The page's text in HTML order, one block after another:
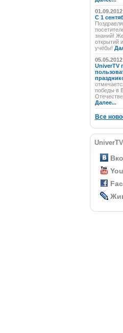
01.09.2012
C 1
знаний!
открытий
учёбы!
05.05.2012
UniverTV
победы в
Далее...
Все